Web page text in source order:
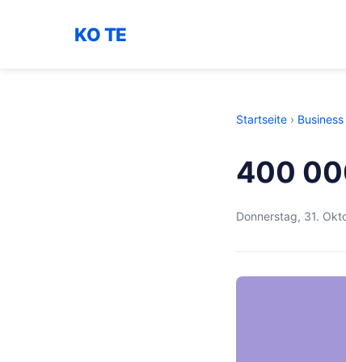
KO TE
Startseite › Business
400
Donnerstag, 31.